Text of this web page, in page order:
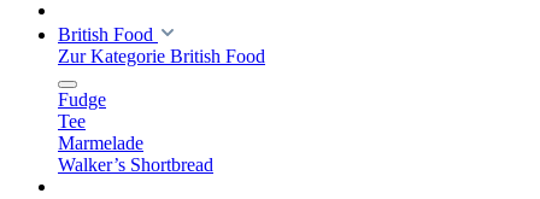
British Food
Zur Kategorie British Food
Fudge
Tee
Marmelade
Walker’s Shortbread